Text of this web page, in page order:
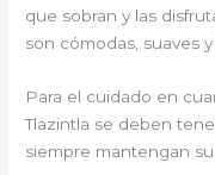
que sobran y las
son cómodas, suaves y
Para el cuidado en
Tlazintla se deben
siempre mantengan